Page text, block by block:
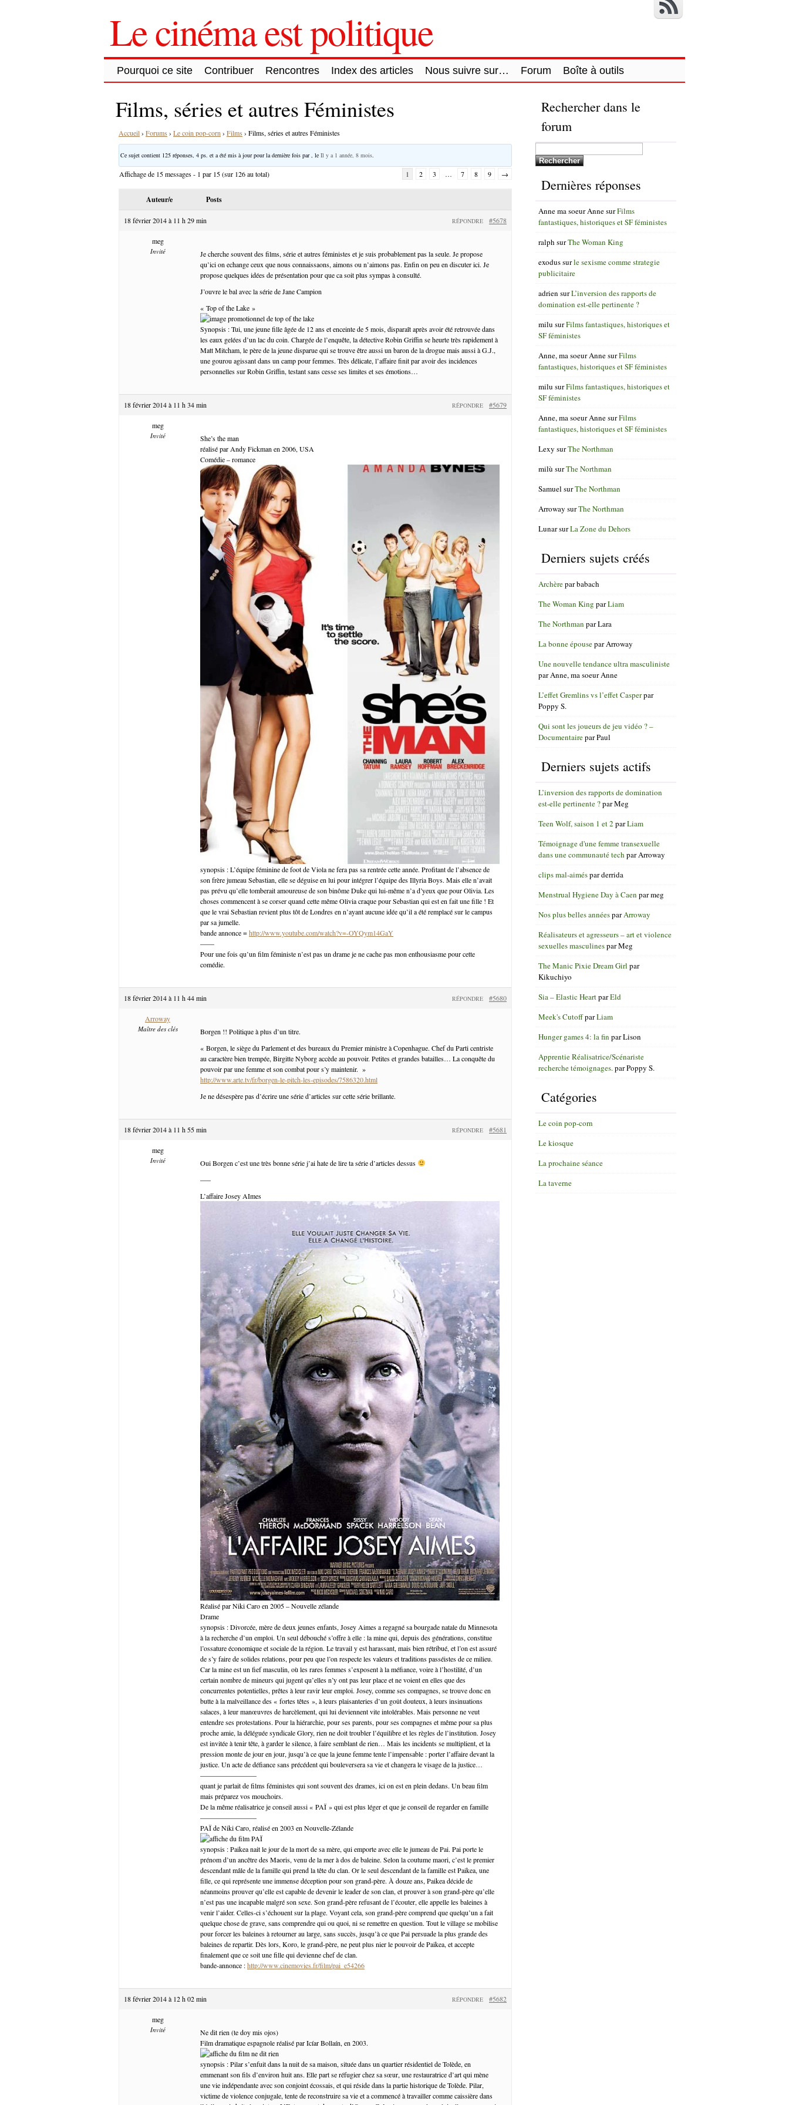
Le cinéma est politique
Pourquoi ce site Contribuer Rencontres Index des articles Nous suivre sur… Forum Boîte à outils
Films, séries et autres Féministes
Accueil› Forums › Le coin pop-corn › Films › Films, séries et autres Féministes
Ce sujet contient 125 réponses, 4 ps. et a été mis à jour pour la dernière fois par , le Il y a 1 année, 8 mois
Affichage de 15 messages - 1 par 15 (sur 126 au total) 1 2 3 … 7 8 9 →
Auteur/e Posts
18 février 2014 à 11 h 29 min #5678
RÉPONDRE
meg
Invité
Je cherche souvent des films, série et autres féministes et je suis probablement pas la seule. Je propose
qu’ici on echange ceux que nous connaissaons, aimons ou n’aimons pas. Enfin on peu en discuter ici. Je
propose quelques idées de présentation pour que ca soit plus sympas à consulté.
J’ouvre le bal avec la série de Jane Campion
« Top of the Lake »
Synopsis : Tui, une jeune fille âgée de 12 ans et enceinte de 5 mois, disparaît après avoir été retrouvée dans
les eaux gelées d’un lac du coin. Chargée de l’enquête, la détective Robin Griffin se heurte très rapidement à
Matt Mitcham, le père de la jeune disparue qui se trouve être aussi un baron de la drogue mais aussi à G.J.,
une gourou agissant dans un camp pour femmes. Très délicate, l’affaire finit par avoir des incidences
personnelles sur Robin Griffin, testant sans cesse ses limites et ses émotions…
18 février 2014 à 11 h 34 min #5679
RÉPONDRE
meg
Invité
She’s the man
réalisé par Andy Fickman en 2006, USA
Comédie – romance
synopsis : L’équipe féminine de foot de Viola ne fera pas sa rentrée cette année. Profitant de l’absence de
son frère jumeau Sebastian, elle se déguise en lui pour intégrer l’équipe des Illyria Boys. Mais elle n’avait
pas prévu qu’elle tomberait amoureuse de son binôme Duke qui lui-même n’a d’yeux que pour Olivia. Les
choses commencent à se corser quand cette même Olivia craque pour Sebastian qui est en fait une fille ! Et
que le vrai Sebastian revient plus tôt de Londres en n’ayant aucune idée qu’il a été remplacé sur le campus
par sa jumelle.
bande annonce =http://www.youtube.com/watch?v=-OYQym14GaY
——
Pour une fois qu’un film féministe n’est pas un drame je ne cache pas mon enthousiasme pour cette
comédie.
18 février 2014 à 11 h 44 min #5680
RÉPONDRE
Arroway
Maître des clés
Borgen !! Politique à plus d’un titre.
« Borgen, le siège du Parlement et des bureaux du Premier ministre à Copenhague. Chef du Parti centriste
au caractère bien trempée, Birgitte Nyborg accède au pouvoir. Petites et grandes batailles… La conquête du
pouvoir par une femme et son combat pour s’y maintenir. »
http://www.arte.tv/fr/borgen-le-pitch-les-episodes/7586320.html
Je ne désespère pas d’écrire une série d’articles sur cette série brillante.
18 février 2014 à 11 h 55 min #5681
RÉPONDRE
meg
Invité
Oui Borgen c’est une très bonne série j’ai hate de lire ta série d’articles dessus
—–
L’affaire Josey AImes
Réalisé par Niki Caro en 2005 – Nouvelle zélande
Drame
synopsis : Divorcée, mère de deux jeunes enfants, Josey Aimes a regagné sa bourgade natale du Minnesota
à la recherche d’un emploi. Un seul débouché s’offre à elle : la mine qui, depuis des générations, constitue
l’ossature économique et sociale de la région. Le travail y est harassant, mais bien rétribué, et l’on est assuré
de s’y faire de solides relations, pour peu que l’on respecte les valeurs et traditions passéistes de ce milieu.
Car la mine est un fief masculin, où les rares femmes s’exposent à la méfiance, voire à l’hostilité, d’un
certain nombre de mineurs qui jugent qu’elles n’y ont pas leur place et ne voient en elles que des
concurrentes potentielles, prêtes à leur ravir leur emploi. Josey, comme ses compagnes, se trouve donc en
butte à la malveillance des « fortes têtes », à leurs plaisanteries d’un goût douteux, à leurs insinuations
salaces, à leur manœuvres de harcèlement, qui lui deviennent vite intolérables. Mais personne ne veut
entendre ses protestations. Pour la hiérarchie, pour ses parents, pour ses compagnes et même pour sa plus
proche amie, la déléguée syndicale Glory, rien ne doit troubler l’équilibre et les règles de l’institution. Josey
est invitée à tenir tête, à garder le silence, à faire semblant de rien… Mais les incidents se multiplient, et la
pression monte de jour en jour, jusqu’à ce que la jeune femme tente l’impensable : porter l’affaire devant la
justice. Un acte de défiance sans précédent qui bouleversera sa vie et changera le visage de la justice…
————————
quant je parlait de films féministes qui sont souvent des drames, ici on est en plein dedans. Un beau film
mais préparez vos mouchoirs.
De la même réalisatrice je conseil aussi « PAÏ » qui est plus léger et que je conseil de regarder en famille
————————
PAÏ de Niki Caro, réalisé en 2003 en Nouvelle-Zélande
synopsis : Paikea nait le jour de la mort de sa mère, qui emporte avec elle le jumeau de Pai. Pai porte le
prénom d’un ancêtre des Maoris, venu de la mer à dos de baleine. Selon la coutume maori, c’est le premier
descendant mâle de la famille qui prend la tête du clan. Or le seul descendant de la famille est Paikea, une
fille, ce qui représente une immense déception pour son grand-père. À douze ans, Paikea décide de
néanmoins prouver qu’elle est capable de devenir le leader de son clan, et prouver à son grand-père qu’elle
n’est pas une incapable malgré son sexe. Son grand-père refusant de l’écouter, elle appelle les baleines à
venir l’aider. Celles-ci s’échouent sur la plage. Voyant cela, son grand-père comprend que quelqu’un a fait
quelque chose de grave, sans comprendre qui ou quoi, ni se remettre en question. Tout le village se mobilise
pour forcer les baleines à retourner au large, sans succès, jusqu’à ce que Pai persuade la plus grande des
baleines de repartir. Dès lors, Koro, le grand-père, ne peut plus nier le pouvoir de Paikea, et accepte
finalement que ce soit une fille qui devienne chef de clan.
bande-annonce :http://www.cinemovies.fr/film/pai_e54266
18 février 2014 à 12 h 02 min #5682
RÉPONDRE
meg
Invité
Ne dit rien (te doy mis ojos)
Film dramatique espagnole réalisé par Icíar Bollaín, en 2003.
synopsis : Pilar s’enfuit dans la nuit de sa maison, située dans un quartier résidentiel de Tolède, en
emmenant son fils d’environ huit ans. Elle part se réfugier chez sa sœur, une restauratrice d’art qui mène
une vie indépendante avec son conjoint écossais, et qui réside dans la partie historique de Tolède. Pilar,
victime de violence conjugale, tente de reconstruire sa vie et a commencé à travailler comme caissière dans
Rechercher dans le
forum
Dernières réponses
Anne ma soeur AnnesurFilms
fantastiques, historiques et SF féministes
ralph surThe Woman King
exodussurle sexisme comme strategie
publicitaire
adrien surL’inversion des rapports de
domination est-elle pertinente ?
milu surFilms fantastiques, historiques et
SF féministes
Anne, ma soeur AnnesurFilms
fantastiques, historiques et SF féministes
milu surFilms fantastiques, historiques et
SF féministes
Anne, ma soeur AnnesurFilms
fantastiques, historiques et SF féministes
Lexy surThe Northman
milù surThe Northman
Samuel surThe Northman
Arroway surThe Northman
LunarsurLa Zone du Dehors
Derniers sujets créés
Archèreparbabach
The Woman King parLiam
The Northman parLara
La bonne épouseparArroway
Une nouvelle tendance ultra masculiniste
parAnne, ma soeur Anne
L’effet Gremlins vs l’effet Casperpar
Poppy S.
Qui sont les joueurs de jeu vidéo ? –
DocumentaireparPaul
Derniers sujets actifs
L’inversion des rapports de domination
est-elle pertinente ?parMeg
Teen Wolf, saison 1 et 2 parLiam
Témoignage d'une femme transexuelle
dans une communauté tech parArroway
clips mal-aimésparderrida
Menstrual Hygiene Day à Caen parmeg
Nos plus belles annéesparArroway
Réalisateurs et agresseurs – art et violence
sexuelles masculinesparMeg
The Manic Pixie Dream Girl par
Kikuchiyo
Sia – Elastic HeartparEld
Meek's CutoffparLiam
Hunger games 4: la fin parLison
Apprentie Réalisatrice/Scénariste
recherche témoignages. parPoppy S.
Catégories
Le coin pop-corn
Le kiosque
La prochaine séance
La taverne